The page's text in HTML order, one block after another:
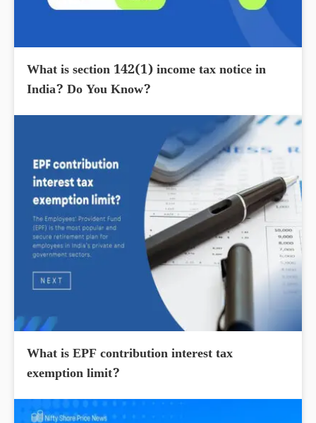
What is section 142(1) income tax notice in
India? Do You Know?
What is EPF contribution interest tax
exemption limit?